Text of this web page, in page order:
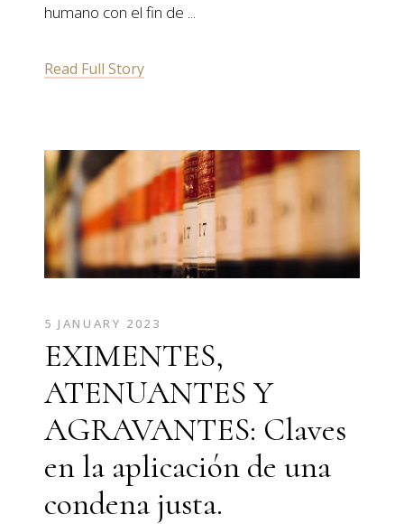
humano con el fin de
Read Full Story
5 JANUARY 2023
EXIMENTES,
ATENUANTES Y
AGRAVANTES: Claves
en la aplicación de una
condena justa.